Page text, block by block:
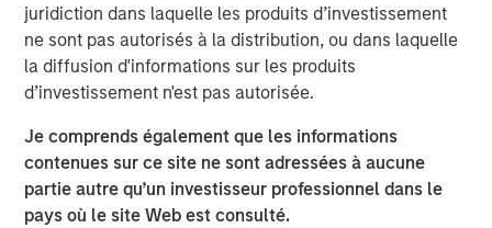
juridiction dans laquelle les produits d’investissement
ne sont pas autorisés à la distribution, ou dans laquelle
la diffusion d'informations sur les produits
d’investissement n'est pas autorisée.
Je comprends également que les informations
contenues sur ce site ne sont adressées à aucune
partie autre qu’un investisseur professionnel dans le
pays où le site Web est consulté.
CONSILIENT OBSERVER
The Wisdom of Crowds in Markets: Crowd
Behavior in Prediction, Betting, and Stock
Markets
ARTICLE
AI in Active Fund Management: The State of